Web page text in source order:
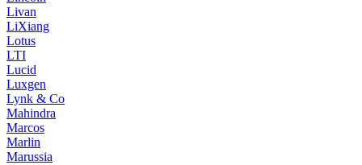
Livan
LiXiang
Lotus
LTI
Lucid
Luxgen
Lynk & Co
Mahindra
Marcos
Marlin
Marussia